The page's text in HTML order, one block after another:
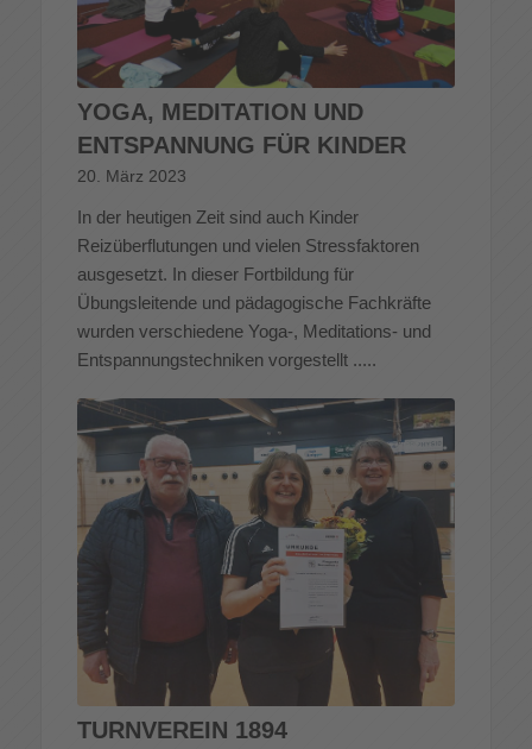
YOGA, MEDITATION UND
ENTSPANNUNG FÜR KINDER
20. März 2023
In der heutigen Zeit sind auch Kinder
Reizüberflutungen und vielen Stressfaktoren
ausgesetzt. In dieser Fortbildung für
Übungsleitende und pädagogische Fachkräfte
wurden verschiedene Yoga-, Meditations- und
Entspannungstechniken vorgestellt .....
TURNVEREIN 1894